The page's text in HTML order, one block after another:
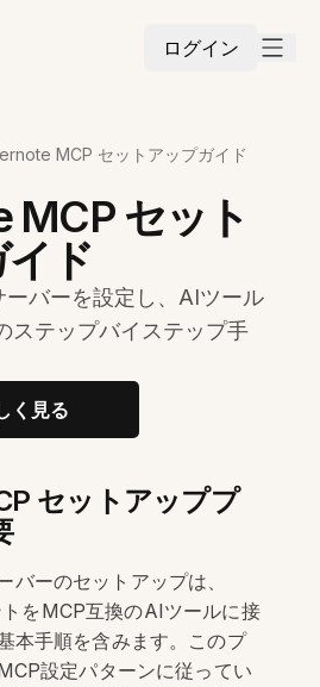
ログイン
MCP セットアップガイド
MCP セット
ド
バーを設定し、AIツール
ステップバイステップ手
く見る
セットアッププ
ーのセットアップは、
をMCP互換のAIツールに接
本手順を含みます。このプ
設定パターンに従ってい